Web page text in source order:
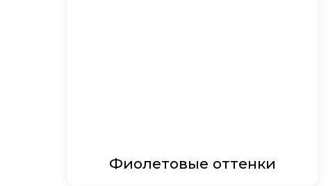
Фиолетовые оттенки